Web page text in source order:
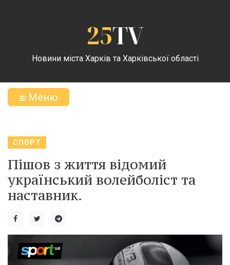
25TV
Новини міста Харків та Харківської області
Меню
СПОРТ
Пішов з життя відомий
український волейболіст та
наставник.